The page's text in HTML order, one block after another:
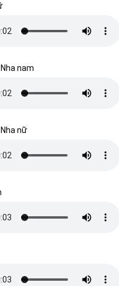
nam
nữ